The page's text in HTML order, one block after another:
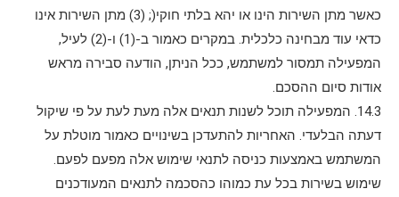
כאשר מתן השירות הינו או יהא בלתי חוקי(; (3) מתן השירות אינו
כדאי עוד מבחינה כלכלית. במקרים כאמור ב-(1) ו-(2) לעיל,
המפעילה תמסור למשתמש, ככל הניתן, הודעה סבירה מראש
אודות סיום ההסכם.
14.3. המפעילה תוכל לשנות תנאים אלה מעת לעת על פי שיקול
דעתה הבלעדי. האחריות להתעדכן בשינויים כאמור מוטלת על
המשתמש באמצעות כניסה לתנאי שימוש אלה מפעם לפעם.
שימוש בשירות בכל עת כמוהו כהסכמה לתנאים המעודכנים